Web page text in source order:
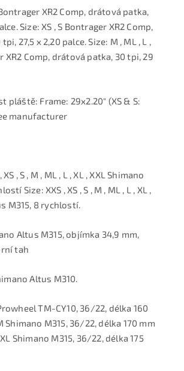
XR2 Comp, drátová patka,
Size: XS , S Bontrager XR2 Comp,
27,5 x 2,20 palce. Size: M , ML , L ,
XR2 Comp, drátová patka, 30 tpi, 29
pláště: Frame: 29x2.20" (XS & S:
manufacturer
, S , M , ML , L , XL , XXL Shimano
Size: XXS , XS , S , M , ML , L , XL ,
M315, 8 rychlostí.
Altus M315, objímka 34,9 mm,
tah
Altus M310.
TM-CY10, 36/22, délka 160
Shimano M315, 36/22, délka 170 mm
Shimano M315, 36/22, délka 175